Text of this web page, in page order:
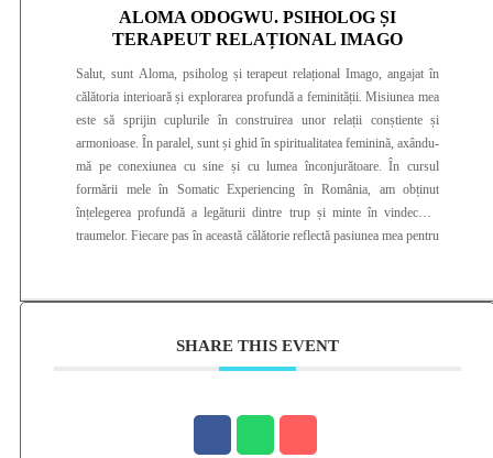
ALOMA ODOGWU. PSIHOLOG ȘI
TERAPEUT RELAȚIONAL IMAGO
Salut, sunt Aloma, psiholog și terapeut relațional Imago, angajat în
călătoria interioară și explorarea profundă a feminității. Misiunea mea
este să sprijin cuplurile în construirea unor relații conștiente și
armonioase. În paralel, sunt și ghid în spiritualitatea feminină, axându-
mă pe conexiunea cu sine și cu lumea înconjurătoare. În cursul
formării mele în Somatic Experiencing în România, am obținut
înțelegerea profundă a legăturii dintre trup și minte în vindecarea
traumelor. Fiecare pas în această călătorie reflectă pasiunea mea pentru
vindecării și a evoluției personale.
SHARE THIS EVENT